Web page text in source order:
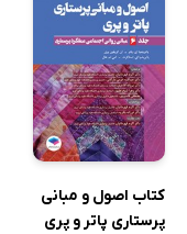
کتاب اصول و مبانی
پرستاری پاتر و پری